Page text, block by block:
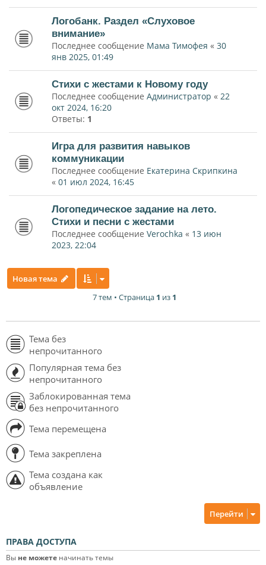
Логобанк. Раздел «Слуховое
внимание»
Последнее сообщение Мама Тимофея « 30
янв 2025, 01:49
Стихи с жестами к Новому году
Последнее сообщение Администратор « 22
окт 2024, 16:20
Ответы: 1
Игра для развития навыков
коммуникации
Последнее сообщение Екатерина Скрипкина
« 01 июл 2024, 16:45
Логопедическое задание на лето.
Стихи и песни с жестами
Последнее сообщение Verochka « 13 июн
2023, 22:04
Новая тема
7 тем • Страница 1 из 1
Тема без
непрочитанного
Популярная тема без
непрочитанного
Заблокированная тема
без непрочитанного
Тема перемещена
Тема закреплена
Тема создана как
объявление
Перейти
ПРАВА ДОСТУПА
Вы не можете начинать темы